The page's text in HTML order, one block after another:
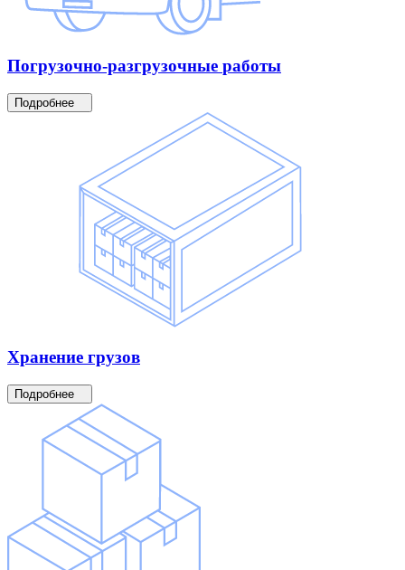
Погрузочно-разгрузочные работы
Подробнее
Хранение грузов
Подробнее